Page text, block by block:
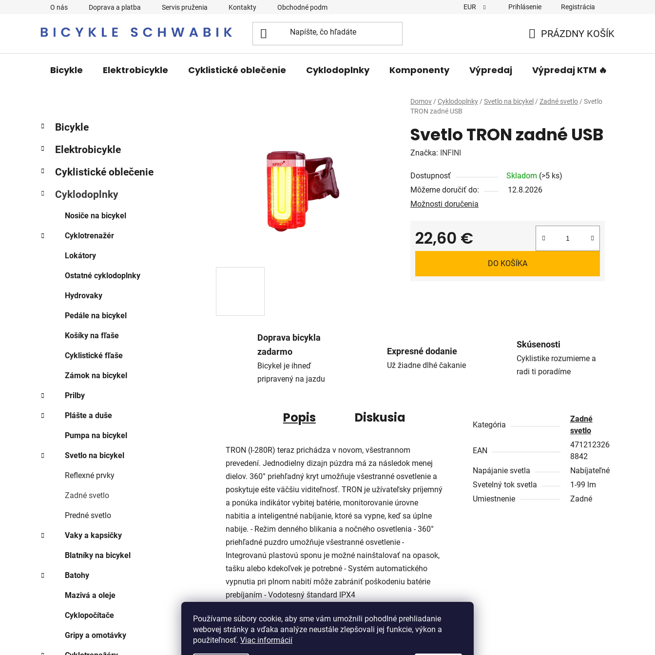
Používame súbory cookie, aby sme vám umožnili pohodlné prehliadanie
webovej stránky a vďaka analýze neustále zlepšovali jej funkcie, výkon a
použiteľnosť. Viac informácií
O nás Doprava a platba Servis pruženia Kontakty Obchodné podmienky EUR Prihlásenie Registrácia
KOŠÍK
PRÁZDNY KOŠÍK
Bicykle Elektrobicykle Cyklistické oblečenie Cyklodoplnky Komponenty Výpredaj Výpredaj KTM 🔥
Domov / Cyklodoplnky / Svetlo na bicykel / Zadné svetlo / Svetlo
TRON zadné USB
B
o
č
ý
a
l
kategórie
K
a
e
ó
i
Bicykle
Elektrobicykle
Cyklistické oblečenie
Cyklodoplnky
Nosiče na bicykel
Cyklotrenažér
Lokátory
Ostatné cyklodoplnky
Hydrovaky
Pedále na bicykel
Košíky na fľaše
Cyklistické fľaše
Zámok na bicykel
Prilby
Plášte a duše
Pumpa na bicykel
Svetlo na bicykel
Reflexné prvky
Zadné svetlo
Predné svetlo
Vaky a kapsičky
Blatníky na bicykel
Batohy
Mazivá a oleje
Cyklopočítače
Gripy a omotávky
Svetlo TRON zadné USB
Značka: INFINI
Dostupnosť Skladom (>5 ks)
Môžeme doručiť do:
12.8.2026
Možnosti doručenia
22,60 €
Jednotková cena:
DO KOŠÍKA
Doprava bicykla
zadarmo
Bicykel je ihneď
pripravený na jazdu
Expresné dodanie
Už žiadne dlhé čakanie
Skúsenosti
Cyklistike rozumieme a
radi ti poradíme
Popis Diskusia
TRON (I-280R) teraz prichádza v novom, všestrannom
prevedení. Jednodielny dizajn púzdra má za následok menej
dielov. 360° priehľadný kryt umožňuje všestranné osvetlenie a
poskytuje ešte väčšiu viditeľnosť. TRON je užívateľsky príjemný
a ponúka indikátor vybitej batérie, monitorovanie úrovne
nabitia a inteligentné nabíjanie, ktoré sa vypne, keď sa úplne
nabije. - Režim denného blikania a nočného osvetlenia - 360°
priehľadné puzdro umožňuje všestranné osvetlenie -
Integrovanú plastovú sponu je možné nainštalovať na opasok,
tašku alebo kdekoľvek je potrebné - Systém automatického
vypnutia pri plnom nabití môže zabrániť poškodeniu batérie
prebíjaním - Vodotesný štandard IPX4
Kategória
Zadné
svetlo
EAN
471212326
8842
Napájanie svetla
Nabíjateľné
Svetelný tok svetla
1-99 lm
Umiestnenie
Zadné